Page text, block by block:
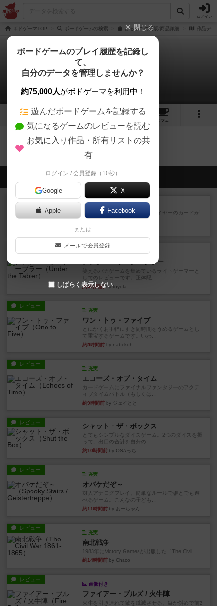
ログイン
ボドゲーマTOP ボードゲームの検索 とるネコの通販/商品詳細 作品デー
とるネコ
0件のリプレイ日記
3 2 3
カフェ
とるネコのトップに戻る
会員の新しい投稿
レビュー 花火：スターマイン
自分のカードは見えず他のプレイヤーのカードが
見える状態でカードを教えた...
約2時間前
アンダー・ザ・テーブラー
笑えるバカゲームを集めているライトゲーマーと
してのレビューです。正体隠...
約4時間前by toyota
レビュー
充実
ワン・トゥ・ファイブ
とにかくお手軽にすき間時間をうめるゲームとし
て重宝するゲームです。いわ...
約5時間前 by nabekoh
レビュー
充実
エコーズ・オブ・タイム
カードゲームにファイナルファンタジーのアクテ
ィブタイムバトル（もしくは...
約9時間前 by ジェイとと
レビュー シャット・ザ・ボックス
とてもシンプルなダイスゲーム。2つのダイスを振
って、出目の合計を自分の...
約10時間前 by OSAっち
レビュー
充実
オバケだぞ～
対人アナログプレイ。簡単なルールで誰とでも遊
べるゲーム。こんなの子ども...
約11時間前 by おーちゃん
レビュー
充実
南北戦争
1983年にVictory Gamesが出版した『The Civil ...
約14時間前 by Chaco
レビュー
画像付き
ファイアー・ブルズ / 火牛陣
火牛を引き連れて敵を殲滅させる。縦か斜めで前2
閉じる
ボードゲームのプレイ履歴を記録し
て、
自分のデータを管理しませんか？
約75,000人がボドゲーマを利用中！
遊んだボードゲームを記録する
気になるゲームのレビューを読む
お気に入り作品・所有リストの共
有
ログイン / 会員登録（10秒）
Google X
Apple Facebook
または
メールで会員登録
しばらく表示しない